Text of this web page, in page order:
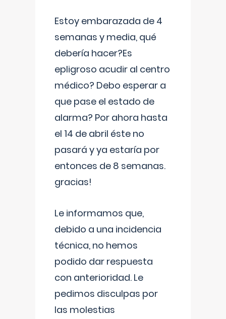
Estoy embarazada de 4
semanas y media, qué
debería hacer?Es
epligroso acudir al centro
médico? Debo esperar a
que pase el estado de
alarma? Por ahora hasta
el 14 de abril éste no
pasará y ya estaría por
entonces de 8 semanas.
gracias!
Le informamos que,
debido a una incidencia
técnica, no hemos
podido dar respuesta
con anterioridad. Le
pedimos disculpas por
las molestias